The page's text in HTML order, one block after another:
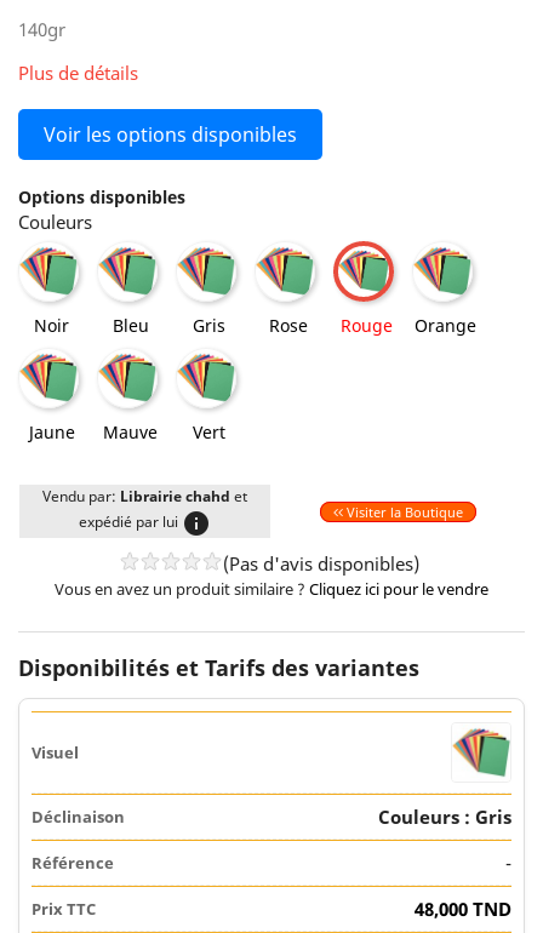
140gr
Plus de détails
Voir les options disponibles
Options disponibles
Couleurs
Noir
Noir
Bleu
Bleu
Gris
Gris
Rose
Rose
Rouge
Rouge
Orange
Orange
Jaune
Jaune
Mauve
Mauve
Vert
Vert
Vendu par: Librairie chahd et
expédié par lui info Visiter la Boutique
(Pas d'avis disponibles)
Vous en avez un produit similaire ? Cliquez ici pour le vendre
Disponibilités et Tarifs des variantes
Couleurs : Gris
-
48,000 TND